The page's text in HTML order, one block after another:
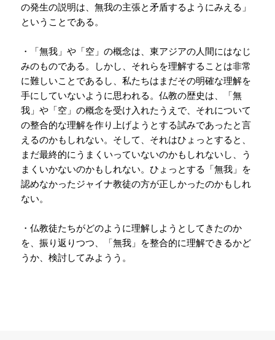
の発生の説明は、無我の主張と矛盾するようにみえる」
ということである。
・「無我」や「空」の概念は、東アジアの人間にはなじ
みのものである。しかし、それらを理解することは非常
に難しいことであるし、私たちはまだその明確な理解を
手にしていないように思われる。仏教の歴史は、「無
我」や「空」の概念を受け入れたうえで、それについて
の整合的な理解を作り上げようとする試みであったと言
えるのかもしれない。そして、それはひょっとすると、
まだ最終的にうまくいっていないのかもしれないし、う
まくいかないのかもしれない。ひょっとする「無我」を
認めなかったジャイナ教徒の方が正しかったのかもしれ
ない。
・仏教徒たちがどのように理解しようとしてきたのか
を、振り返りつつ、「無我」を整合的に理解できるかど
うか、検討してみようう。